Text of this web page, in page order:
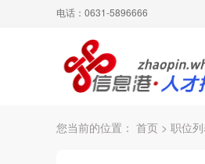
电话：0631-5896666
您当前的位置： 首页 > 职位